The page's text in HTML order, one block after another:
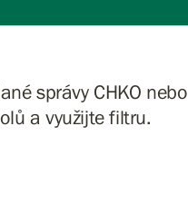
správy CHKO nebo
a využijte filtru.